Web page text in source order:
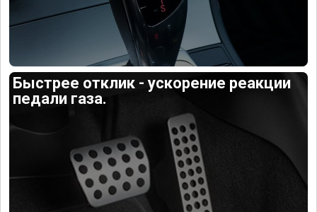
Быстрее отклик - ускорение реакции
педали газа.